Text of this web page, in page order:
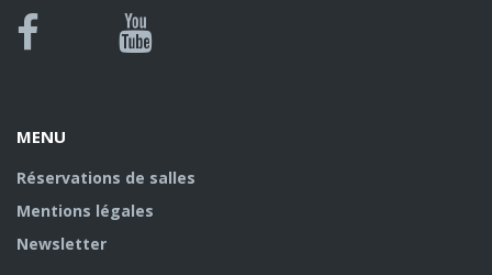
Bluesky
Canal
MENU
Réservations de salles
Mentions légales
Newsletter